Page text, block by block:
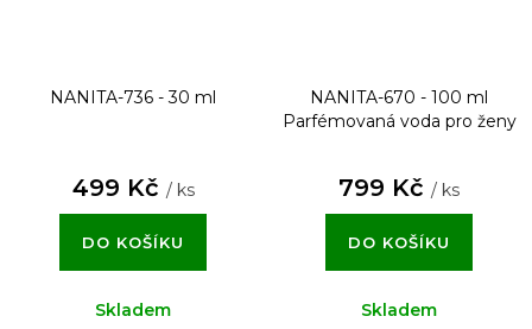
NANITA-736 - 30 ml
499 Kč / ks
DO KOŠÍKU
Skladem
NANITA-670 - 100 ml
Parfémovaná voda pro ženy
799 Kč / ks
DO KOŠÍKU
Skladem